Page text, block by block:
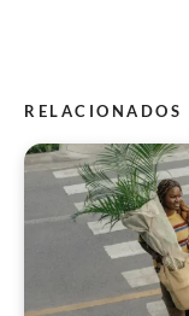
RELACIONADOS